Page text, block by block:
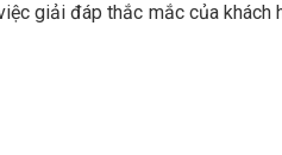
giải đáp thắc mắc của khách